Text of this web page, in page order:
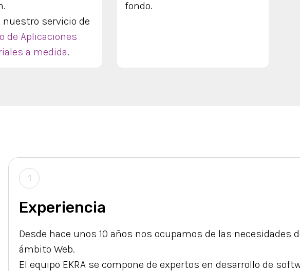
nuestro servicio de
de Aplicaciones
a medida.
fondo.
1
Experiencia
Desde hace unos 10 años nos ocupamos de las necesidades
ámbito Web.
El equipo EKRA se compone de expertos en desarrollo de